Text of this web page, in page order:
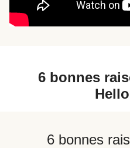
6 bonnes
6 bonnes